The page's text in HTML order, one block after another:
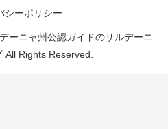
シーポリシー
ーニャ州公認ガイドのサルデーニ
All Rights Reserved.